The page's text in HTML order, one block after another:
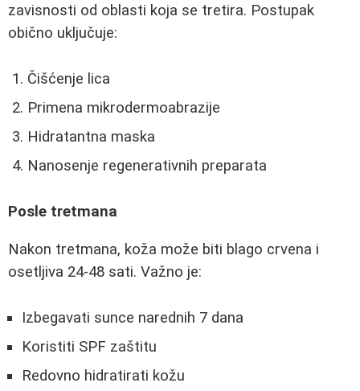
zavisnosti od oblasti koja se tretira. Postupak
obično uključuje:
Čišćenje lica
Primena mikrodermoabrazije
Hidratantna maska
Nanosenje regenerativnih preparata
Posle tretmana
Nakon tretmana, koža može biti blago crvena i
osetljiva 24-48 sati. Važno je:
Izbegavati sunce narednih 7 dana
Koristiti SPF zaštitu
Redovno hidratirati kožu